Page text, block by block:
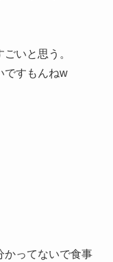
いと思う。
ですもんねw
かってないで食事